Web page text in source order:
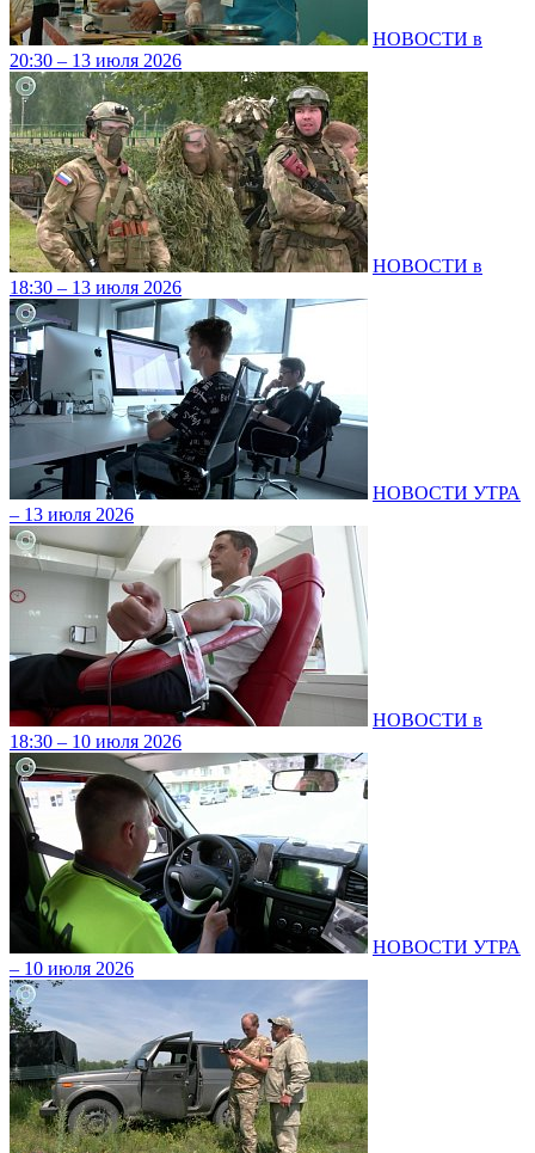
НОВОСТИ в
20:30 – 13 июля 2026
НОВОСТИ в
18:30 – 13 июля 2026
НОВОСТИ УТРА
– 13 июля 2026
НОВОСТИ в
18:30 – 10 июля 2026
НОВОСТИ УТРА
– 10 июля 2026